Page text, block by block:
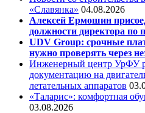
«Славянка» 04.08.2026
Алексей Ермошин
должности директора по
UDV Group: срочные
нужно проверять через
Инженерный центр УрФУ
документацию на
летательных аппаратов
«Таларис»: комфортная
03.08.2026